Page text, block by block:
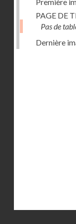
PAGE DE
Pas de table
Dernière